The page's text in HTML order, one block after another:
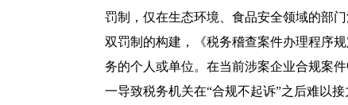
罚制，仅在生态环境、食品安全领域的部
双罚制的构建，《税务稽查案件办理程序规
务的个人或单位。在当前涉案企业合规案
一导致税务机关在“合规不起诉”之后难以接